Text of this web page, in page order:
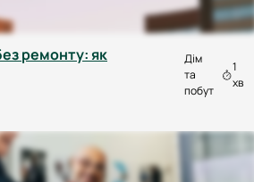
ремонту: як
Дім
та
побут
1
хв